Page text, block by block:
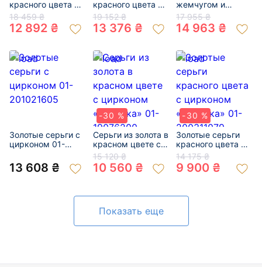
красного цвета с
цирконом
«Бабочка» 01-
200214913
18 459 ₴
12 892 ₴
красного цвета с
цирконом
«Бабочка» 01-
200140864
19 152 ₴
13 376 ₴
жемчугом и
цирконом 01-
200632195
17 955 ₴
14 963 ₴
Золотые серьги с
цирконом 01-
13 608 ₴
-30 %
Серьги из золота в
красном цвете с
цирконом
«Бабочка» 01-
19076200
15 120 ₴
10 560 ₴
-30 %
Золотые серьги
красного цвета с
цирконом
«Бабочка» 01-
200311079
14 175 ₴
9 900 ₴
Показать еще